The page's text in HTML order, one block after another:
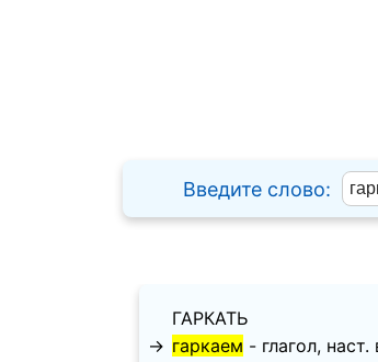
Введите слово:
ГАРКАТЬ
→ гаркаем - глагол,